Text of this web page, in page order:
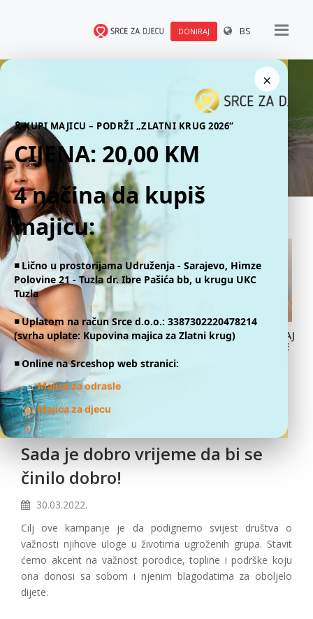
DONIRAJ BS
×
🎗 KUPI MAJICU – PODRŽI „ZLATNI KRUG 2026“
CIJENA: 20,00 KM
4 načina da kupiš
majicu:
◾️ Lično u prostorijama Udruženja - Sarajevo, Himze
Polovine 21 - Tuzla dr. Ibre Pašića bb, u krugu UKC
Tuzla
◾️ Uplatom na račun Srce d.o.o.: 3387302220478214
(svrha uplate: Kupovina majica za Zlatni krug)
◾️ Online na Srceshop web stranici:
👕Majice za odrasle
👕Majica za djecu
DONIRAJ
ONLINE
Naše priče
Sada je dobro vrijeme da bi se
činilo dobro!
30.03.2022.
Cilj ove kampanje je da podignemo svijest društva o
važnosti njihove uloge u životima ugroženih grupa. Stavit
ćemo akcent na važnost porodice, topline i podrške koju
ona donosi sa sobom i njenim blagodatima za oboljelo
dijete.